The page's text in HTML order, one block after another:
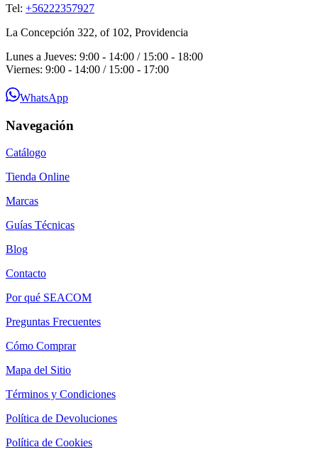
Tel: +56222357927
La Concepción 322, of 102, Providencia
Lunes a Jueves: 9:00 - 14:00 / 15:00 - 18:00
Viernes: 9:00 - 14:00 / 15:00 - 17:00
WhatsApp
Navegación
Catálogo
Tienda Online
Marcas
Guías Técnicas
Blog
Contacto
Por qué SEACOM
Preguntas Frecuentes
Cómo Comprar
Mapa del Sitio
Términos y Condiciones
Política de Devoluciones
Política de Cookies